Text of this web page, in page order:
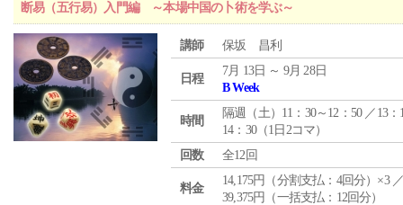
断易（五行易）入門編 ～本場中国の卜術を学ぶ～
講師 保坂 昌利
日程
7月 13日 ～ 9月 28日
B Week
時間
隔週（土）11：30～12：50 ／13：
14：30（1日2コマ）
回数
全12回
料金
14,175円（分割支払：4回分）×3
39,375円（一括支払：12回分）